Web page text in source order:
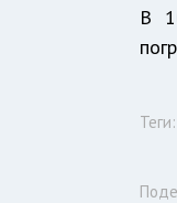
В
Теги: